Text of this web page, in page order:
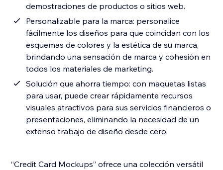
demostraciones de productos o sitios web.
Personalizable para la marca: personalice
fácilmente los diseños para que coincidan con los
esquemas de colores y la estética de su marca,
brindando una sensación de marca y cohesión en
todos los materiales de marketing.
Solución que ahorra tiempo: con maquetas listas
para usar, puede crear rápidamente recursos
visuales atractivos para sus servicios financieros o
presentaciones, eliminando la necesidad de un
extenso trabajo de diseño desde cero.
“Credit Card Mockups” ofrece una colección versátil